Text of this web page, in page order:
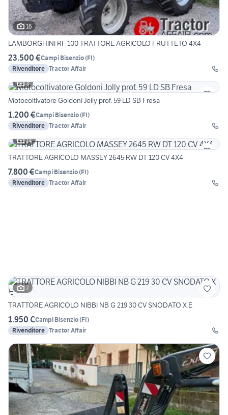
16
LAMBORGHINI RF 100 TRATTORE AGRICOLO FRUTTETO 4X4
23.500 €Campi Bisenzio(FI)
Rivenditore Tractor Affair
3
Motocoltivatore Goldoni Jolly prof. 59 LD SB Fresa
1.200 €Campi Bisenzio(FI)
Rivenditore Tractor Affair
14
TRATTORE AGRICOLO MASSEY 2645 RW DT 120 CV 4X4
7.800 €Campi Bisenzio(FI)
Rivenditore Tractor Affair
7
TRATTORE AGRICOLO NIBBI NB G 219 30 CV SNODATO X E
1.950 €Campi Bisenzio(FI)
Rivenditore Tractor Affair